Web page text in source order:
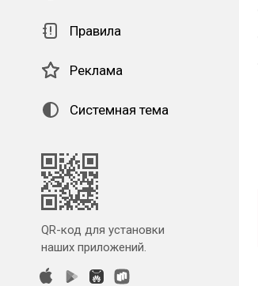
Правила
Реклама
Системная тема
QR-код для установки
наших приложений.